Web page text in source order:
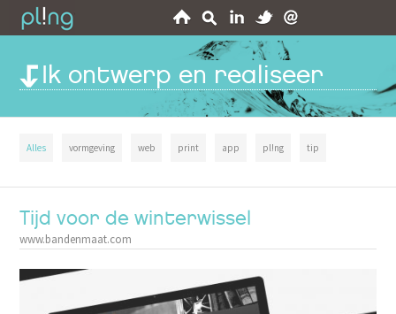
HOMEZOEK LINKEDINTW!TTER
MAIL
Ik ontwerp en realiseer
Alles vormgeving web print app pl!ng tip
Tijd voor de winterwissel
www.bandenmaat.com